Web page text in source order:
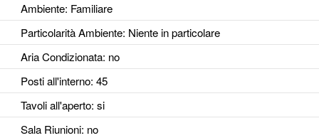
Ambiente: Familiare
Particolarità Ambiente: Niente in particolare
Aria Condizionata: no
Posti all'interno: 45
Tavoli all'aperto: si
Sala Riunioni: no